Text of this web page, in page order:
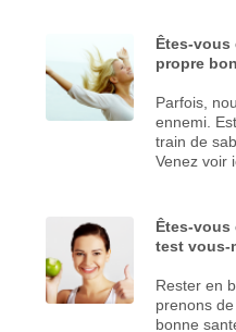
Êtes-vous
propre
Parfois,
ennemi.
train de
Venez voir
Êtes-vous
test vous-
Rester en
prenons
bonne